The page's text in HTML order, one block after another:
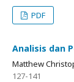
PDF
Analisis dan
Matthew
127-141